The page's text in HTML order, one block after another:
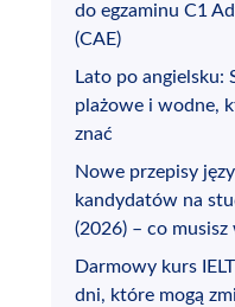
do egzaminu C1
(CAE)
Lato po angielsku:
plażowe i wodne,
znać
Nowe przepisy
kandydatów na
(2026) – co musisz
Darmowy kurs
dni, które mogą